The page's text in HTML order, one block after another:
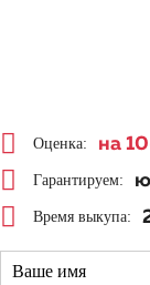
Оценка: на
Гарантируем:
Время выкупа: